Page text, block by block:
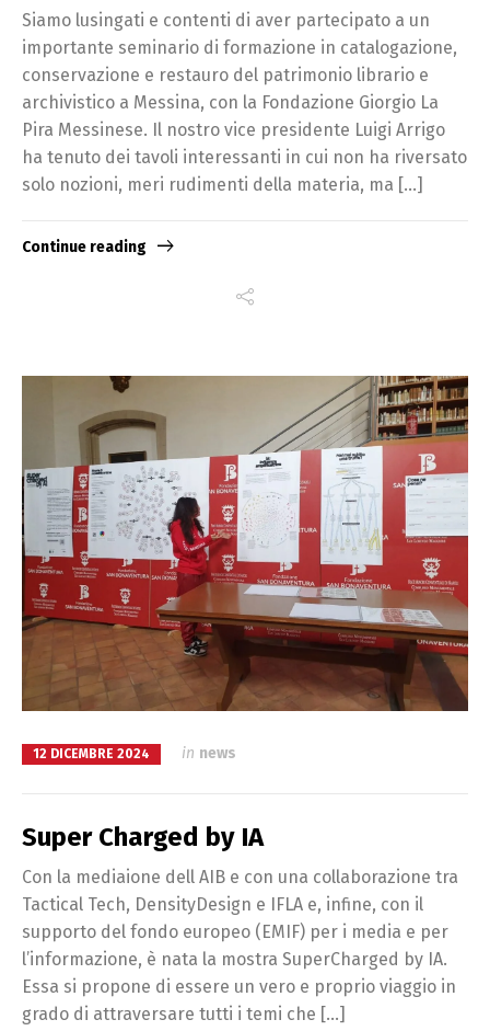
Siamo lusingati e contenti di aver partecipato a un
importante seminario di formazione in catalogazione,
conservazione e restauro del patrimonio librario e
archivistico a Messina, con la Fondazione Giorgio La
Pira Messinese. Il nostro vice presidente Luigi Arrigo
ha tenuto dei tavoli interessanti in cui non ha riversato
solo nozioni, meri rudimenti della materia, ma […]
Continue reading
12 DICEMBRE 2024 in news
Super Charged by IA
Con la mediaione dell AIB e con una collaborazione tra
Tactical Tech, DensityDesign e IFLA e, infine, con il
supporto del fondo europeo (EMIF) per i media e per
l’informazione, è nata la mostra SuperCharged by IA.
Essa si propone di essere un vero e proprio viaggio in
grado di attraversare tutti i temi che […]